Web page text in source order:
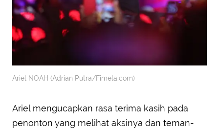
Ariel NOAH (Adrian Putra/Fimela.com)
Ariel mengucapkan rasa terima kasih pada
penonton yang melihat aksinya dan teman-